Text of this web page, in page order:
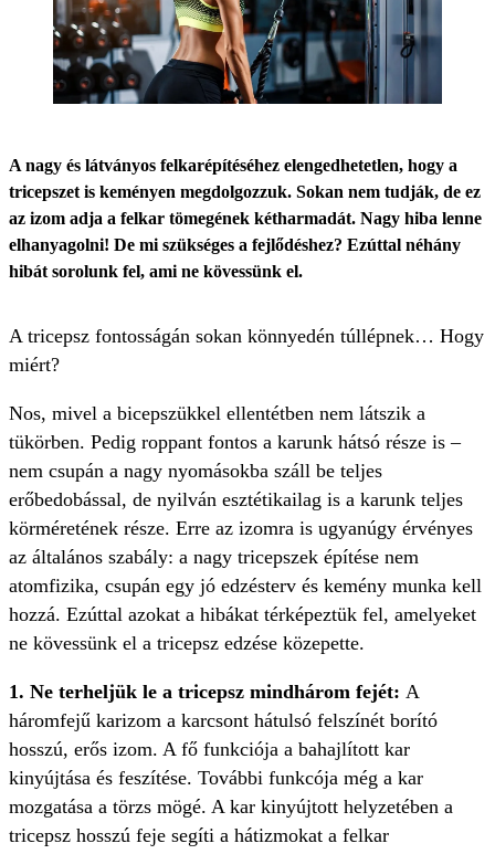
A nagy és látványos felkarépítéséhez elengedhetetlen, hogy a
tricepszet is keményen megdolgozzuk. Sokan nem tudják, de ez
az izom adja a felkar tömegének kétharmadát. Nagy hiba lenne
elhanyagolni! De mi szükséges a fejlődéshez? Ezúttal néhány
hibát sorolunk fel, ami ne kövessünk el.
A tricepsz fontosságán sokan könnyedén túllépnek… Hogy
miért?
Nos, mivel a bicepszükkel ellentétben nem látszik a
tükörben. Pedig roppant fontos a karunk hátsó része is –
nem csupán a nagy nyomásokba száll be teljes
erőbedobással, de nyilván esztétikailag is a karunk teljes
körméretének része. Erre az izomra is ugyanúgy érvényes
az általános szabály: a nagy tricepszek építése nem
atomfizika, csupán egy jó edzésterv és kemény munka kell
hozzá. Ezúttal azokat a hibákat térképeztük fel, amelyeket
ne kövessünk el a tricepsz edzése közepette.
1. Ne terheljük le a tricepsz mindhárom fejét: A
háromfejű karizom a karcsont hátulsó felszínét borító
hosszú, erős izom. A fő funkciója a bahajlított kar
kinyújtása és feszítése. További funkcója még a kar
mozgatása a törzs mögé. A kar kinyújtott helyzetében a
tricepsz hosszú feje segíti a hátizmokat a felkar